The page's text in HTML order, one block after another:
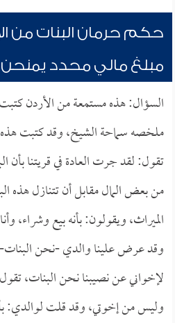
حكم حرمان البنات من
مبلغ مالي محدد يمنحن
السؤال: هذه مستمعة من الأردن
ملخصه سماحة الشيخ، وقد كتبت هذه
تقول: لقد جرت العادة في قريتنا بأن
من بعض المال مقابل أن تتنازل هذه
الميراث، ويقولون: بأنه بيع
وقد عرض علينا والدي -نحن البنات-
لإخواني عن نصيبنا نحن البنات،
وليس من إخوتي، وقد قلت لوالدي: